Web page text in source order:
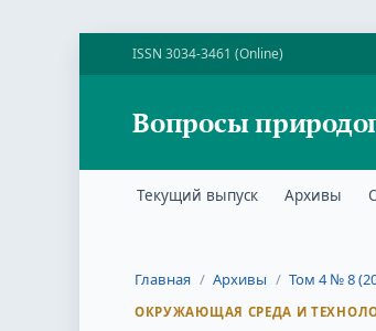
ISSN 3034-3461 (Online)
Вопросы
Текущий выпуск Архивы
Главная / Архивы / Том 4 № 8
ОКРУЖАЮЩАЯ СРЕДА И